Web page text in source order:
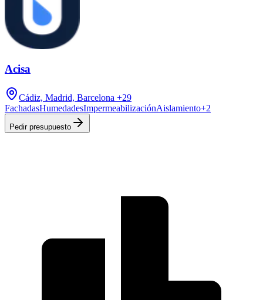
Acisa
Cádiz, Madrid, Barcelona +29
FachadasHumedadesImpermeabilizaciónAislamiento+2
Pedir presupuesto